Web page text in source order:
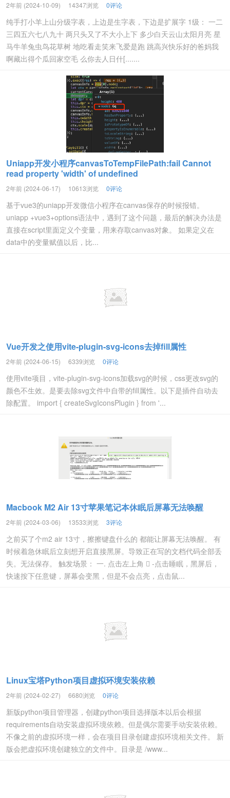
2年前 (2024-10-09) 14347浏览 0评论
纯手打小羊上山分级字表，上边是生字表，下边是扩展字 1级： 一二
三四五六七八九十 两只头又了不大小上下 多少白天云山太阳月亮 星
马牛羊兔虫鸟花草树 地吃看走笑来飞爱是跑 跳高兴快乐好的爸妈我
啊藏出得个瓜回家空毛 么你去人日什[.......
Uniapp开发小程序canvasToTempFilePath:fail Cannot
read property 'width' of undefined
2年前 (2024-06-17) 10613浏览 0评论
基于vue3的uniapp开发微信小程序在canvas保存的时候报错。
uniapp +vue3+options语法中，遇到了这个问题，最后的解决办法是
直接在script里面定义个变量，用来存取canvas对象。 如果定义在
data中的变量赋值以后，比...
Vue开发之使用vite-plugin-svg-icons去掉fill属性
2年前 (2024-06-15) 6339浏览 0评论
使用vite项目，vite-plugin-svg-icons加载svg的时候，css更改svg的
颜色不生效。是要去除svg文件中自带的fill属性。以下是插件自动去
除配置。 import { createSvgIconsPlugin } from '...
Macbook M2 Air 13寸苹果笔记本休眠后屏幕无法唤醒
2年前 (2024-03-06) 13533浏览 3评论
之前买了个m2 air 13寸，擦擦键盘什么的 都能让屏幕无法唤醒。 有
时候着急休眠后立刻想开启直接黑屏。导致正在写的文档代码全部丢
失。无法保存。 触发场景： 一. 点击左上角  -点击睡眠，黑屏后，
快速按下任意键，屏幕会变黑，但是不会点亮，点击鼠...
Linux宝塔Python项目虚拟环境安装依赖
2年前 (2024-02-27) 6680浏览 0评论
新版python项目管理器，创建python项目选择版本以后会根据
requirements自动安装虚拟环境依赖。但是偶尔需要手动安装依赖。
不像之前的虚拟环境一样，会在项目目录创建虚拟环境相关文件。 新
版会把虚拟环境创建独立的文件中。目录是 /www...